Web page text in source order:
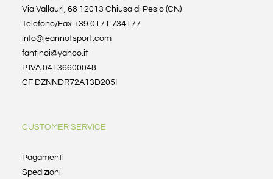
Via Vallauri, 68 12013 Chiusa di Pesio (CN)
Telefono/Fax +39 0171 734177
info@jeannotsport.com
fantinoi@yahoo.it
P.IVA 04136600048
CF DZNNDR72A13D205I
CUSTOMER SERVICE
Pagamenti
Spedizioni